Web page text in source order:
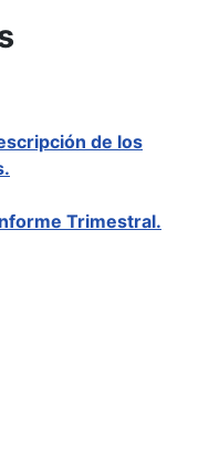
de los
Trimestral.